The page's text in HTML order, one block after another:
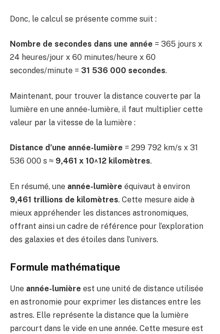
Donc, le calcul se présente comme suit :
Nombre de secondes dans une année = 365 jours x
24 heures/jour x 60 minutes/heure x 60
secondes/minute = 31 536 000 secondes.
Maintenant, pour trouver la distance couverte par la
lumière en une année-lumière, il faut multiplier cette
valeur par la vitesse de la lumière :
Distance d’une année-lumière = 299 792 km/s x 31
536 000 s ≈ 9,461 x 10^12 kilomètres.
En résumé, une année-lumière équivaut à environ
9,461 trillions de kilomètres. Cette mesure aide à
mieux appréhender les distances astronomiques,
offrant ainsi un cadre de référence pour l’exploration
des galaxies et des étoiles dans l’univers.
Formule mathématique
Une année-lumière est une unité de distance utilisée
en astronomie pour exprimer les distances entre les
astres. Elle représente la distance que la lumière
parcourt dans le vide en une année. Cette mesure est